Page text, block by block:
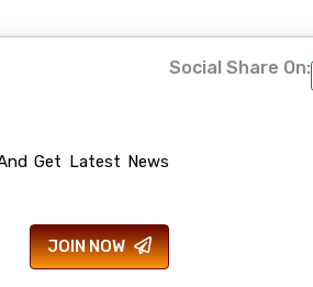
Get Latest News
JOIN NOW
Social Share On: